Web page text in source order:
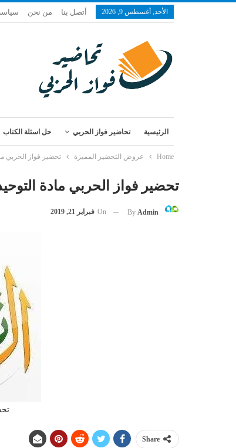
الأحد, أغسطس 9, 2026 أتصل بنا من نحن
الرئيسية تحاضير فواز الحربي حل اسئلة الكتاب
Home عروض التحضير المميزة تحضير فواز الحربي مادة التوحيد 1 مقررات
تحضير فواز الحربي مادة التوحيد 1 مقررات الفصل الدراسي
By Admin
On فبراير 21, 2019
Share